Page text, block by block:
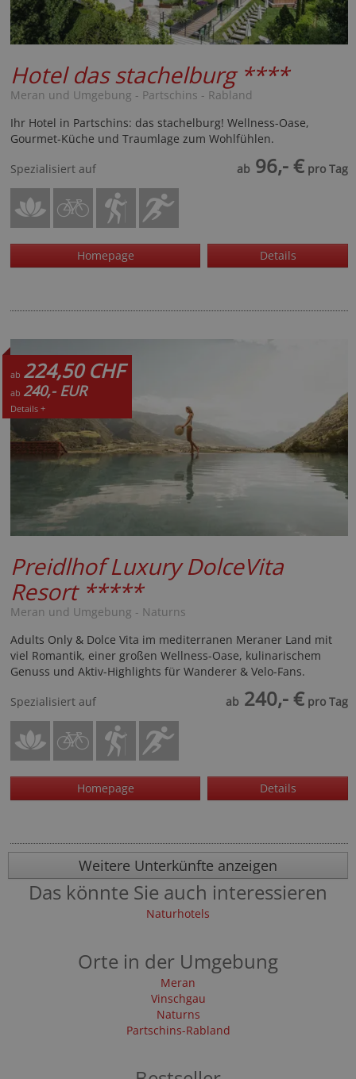
Hotel das stachelburg ****
Meran und Umgebung - Partschins - Rabland
Ihr Hotel in Partschins: das stachelburg! Wellness-Oase,
Gourmet-Küche und Traumlage zum Wohlfühlen.
Spezialisiert auf
ab 96,- € pro Tag
Homepage Details
ab 224,50 CHF
ab 240,- EUR
Details +
Preidlhof Luxury DolceVita
Resort *****
Meran und Umgebung - Naturns
Adults Only & Dolce Vita im mediterranen Meraner Land mit
viel Romantik, einer großen Wellness-Oase, kulinarischem
Genuss und Aktiv-Highlights für Wanderer & Velo-Fans.
Spezialisiert auf
ab 240,- € pro Tag
Homepage Details
Weitere Unterkünfte anzeigen
Das könnte Sie auch interessieren
Naturhotels
Orte in der Umgebung
Meran
Vinschgau
Naturns
Partschins-Rabland